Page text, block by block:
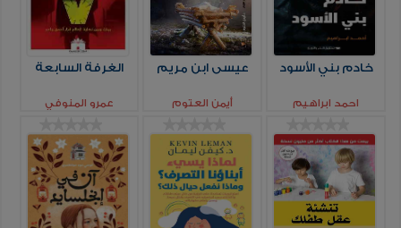
خادم بني الأسود
احمد ابراهيم
عيسى ابن مريم
أيمن العتوم
الغرفة السابعة
عمرو المنوفي